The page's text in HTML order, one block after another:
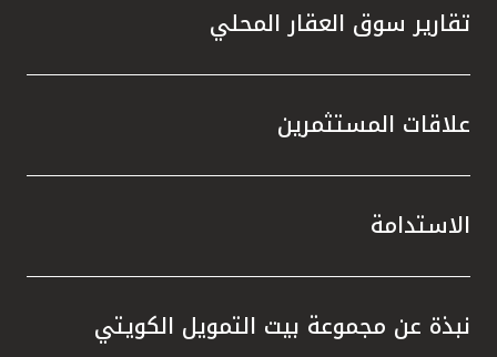
تقارير سوق العقار المحلي
علاقات المستثمرين
الاستدامة
نبذة عن مجموعة بيت التمويل الكويتي